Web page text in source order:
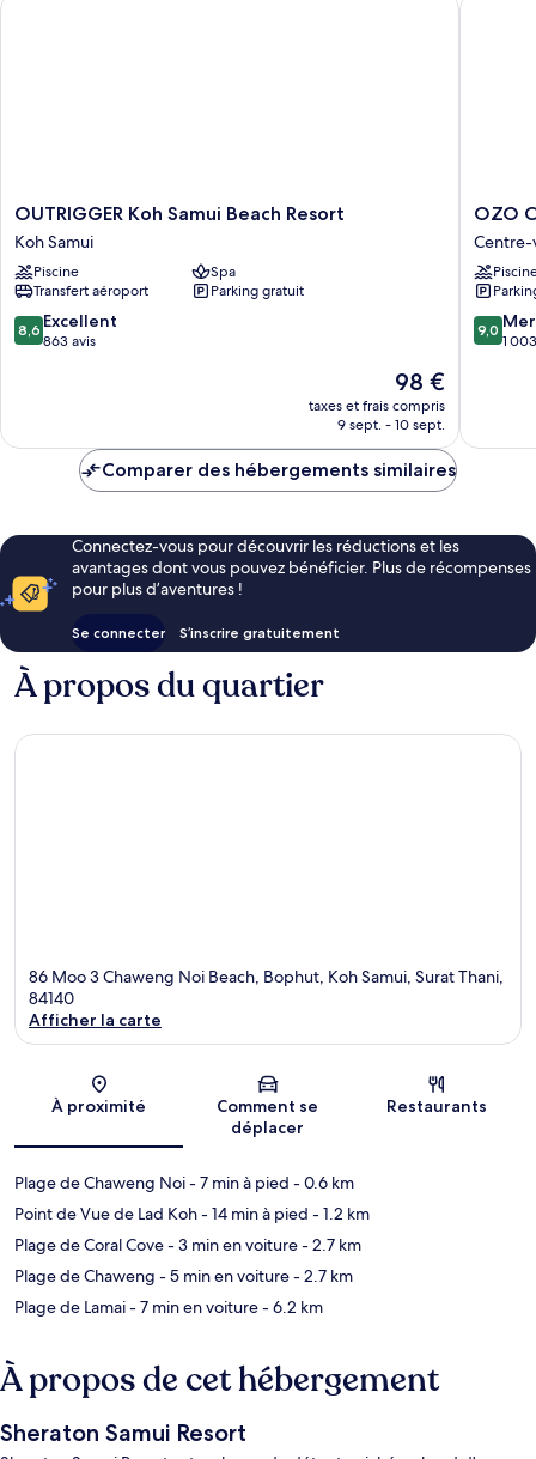
Chambre
OUTRIGGER
Koh
Samui
Beach
Resort
Koh
Samui
OUTRIGGER Koh Samui Beach Resort
Koh Samui
Piscine
Spa
Transfert aéroport
Parking gratuit
8.6
sur
8,6 Excellent
863 avis
Le
nouveau
prix
de
98 €
taxes et frais compris
9 sept. - 10 sept.
OZO
Samui
Centre-
ville
de
OZO
Centre-
9.0
sur
9,0
1
Comparer des hébergements similaires
Connectez-vous pour découvrir les réductions et les
avantages dont vous pouvez bénéficier. Plus de récompenses
pour plus d’aventures !
Se connecter S’inscrire gratuitement
À propos du quartier
86 Moo 3 Chaweng Noi Beach, Bophut, Koh Samui, Surat Thani,
84140
Afficher la carte
À proximité
Comment se
déplacer
Restaurants
Plage de Chaweng Noi- 7 min à pied - 0.6 km
Point de Vue de Lad Koh- 14 min à pied - 1.2 km
Plage de Coral Cove- 3 min en voiture- 2.7 km
Plage de Chaweng - 5 min en voiture- 2.7 km
Plage de Lamai- 7 min en voiture- 6.2 km
À propos de cet hébergement
Sheraton Samui Resort